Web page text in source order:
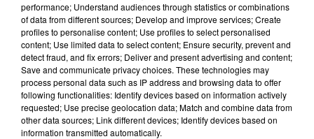
Balance Scorpion Sagittaire
performance; Understand audiences through statistics or combinations
of data from different sources; Develop and improve services; Create
profiles to personalise content; Use profiles to select personalised
content; Use limited data to select content; Ensure security, prevent and
detect fraud, and fix errors; Deliver and present advertising and content;
Save and communicate privacy choices. These technologies may
process personal data such as IP address and browsing data to offer
following functionalities: Identify devices based on information actively
requested; Use precise geolocation data; Match and combine data from
other data sources; Link different devices; Identify devices based on
information transmitted automatically.